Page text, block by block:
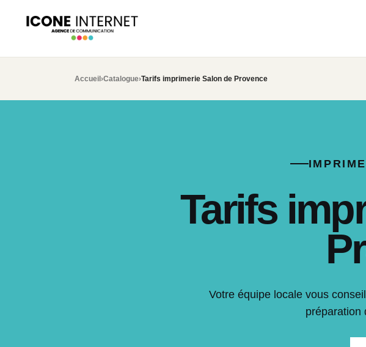
Accueil ›Catalogue›Tarifs imprimerie Salon de Provence
Tarifs
Votre équipe locale vous
préparation